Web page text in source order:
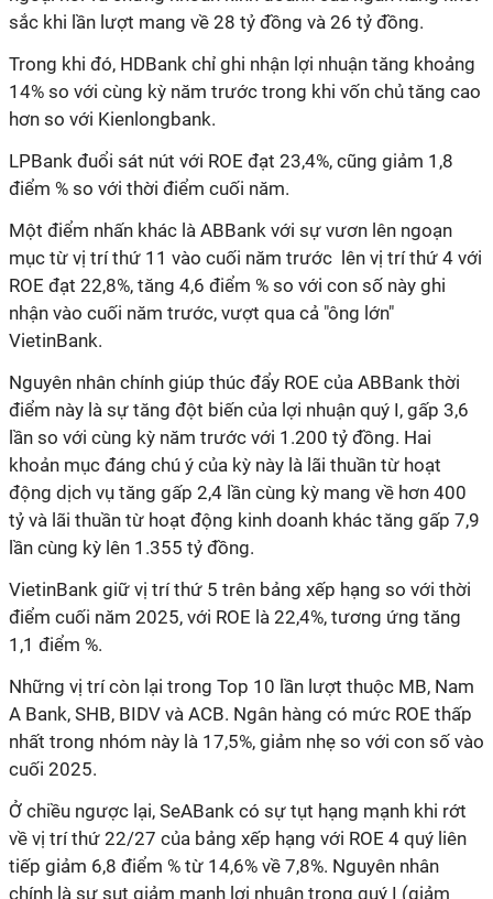
sắc khi lần lượt mang về 28 tỷ đồng và 26 tỷ đồng.
Trong khi đó, HDBank chỉ ghi nhận lợi nhuận tăng khoảng
14% so với cùng kỳ năm trước trong khi vốn chủ tăng cao
hơn so với Kienlongbank.
LPBank đuổi sát nút với ROE đạt 23,4%, cũng giảm 1,8
điểm % so với thời điểm cuối năm.
Một điểm nhấn khác là ABBank với sự vươn lên ngoạn
mục từ vị trí thứ 11 vào cuối năm trước lên vị trí thứ 4 với
ROE đạt 22,8%, tăng 4,6 điểm % so với con số này ghi
nhận vào cuối năm trước, vượt qua cả "ông lớn"
VietinBank.
Nguyên nhân chính giúp thúc đẩy ROE của ABBank thời
điểm này là sự tăng đột biến của lợi nhuận quý I, gấp 3,6
lần so với cùng kỳ năm trước với 1.200 tỷ đồng. Hai
khoản mục đáng chú ý của kỳ này là lãi thuần từ hoạt
động dịch vụ tăng gấp 2,4 lần cùng kỳ mang về hơn 400
tỷ và lãi thuần từ hoạt động kinh doanh khác tăng gấp 7,9
lần cùng kỳ lên 1.355 tỷ đồng.
VietinBank giữ vị trí thứ 5 trên bảng xếp hạng so với thời
điểm cuối năm 2025, với ROE là 22,4%, tương ứng tăng
1,1 điểm %.
Những vị trí còn lại trong Top 10 lần lượt thuộc MB, Nam
A Bank, SHB, BIDV và ACB. Ngân hàng có mức ROE thấp
nhất trong nhóm này là 17,5%, giảm nhẹ so với con số vào
cuối 2025.
Ở chiều ngược lại, SeABank có sự tụt hạng mạnh khi rớt
về vị trí thứ 22/27 của bảng xếp hạng với ROE 4 quý liên
tiếp giảm 6,8 điểm % từ 14,6% về 7,8%. Nguyên nhân
chính là sự sụt giảm mạnh lợi nhuận trong quý I (giảm